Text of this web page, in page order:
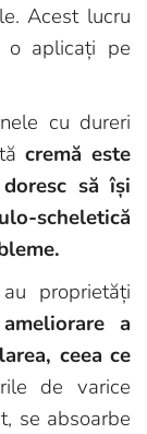
Acest lucru
o aplicați pe
cu dureri
cremă este
să își
scheletică
proprietăți
ameliorare a
ceea ce
de varice
se absoarbe